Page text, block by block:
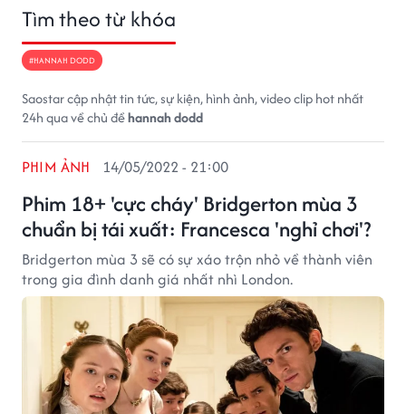
Tìm theo từ khóa
#HANNAH DODD
Saostar cập nhật tin tức, sự kiện, hình ảnh, video clip hot nhất
24h qua về chủ đềhannah dodd
Phim 18+ 'cực cháy' Bridgerton mùa 3
chuẩn bị tái xuất: Francesca 'nghỉ chơi'?
PHIM ẢNH 14/05/2022 - 21:00
Bridgerton mùa 3 sẽ có sự xáo trộn nhỏ về thành viên
trong gia đình danh giá nhất nhì London.